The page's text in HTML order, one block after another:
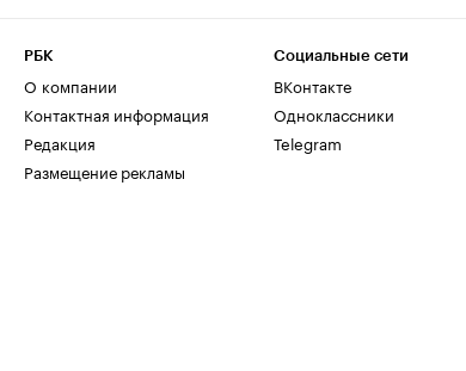
РБК
О компании
Контактная информация
Редакция
Размещение рекламы
Социальные сети
ВКонтакте
Одноклассники
Telegram